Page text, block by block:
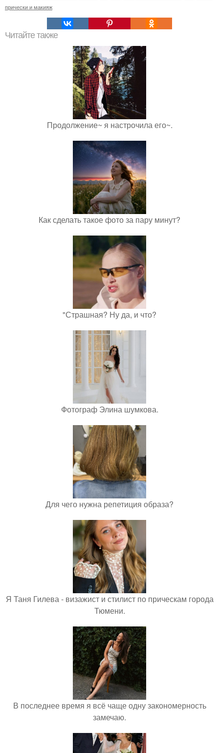
прически и макияж
Читайте также
Продолжение~ я настрочила его~.
Как сделать такое фото за пару минут?
"Страшная? Ну да, и что?
Фотограф Элина шумкова.
Для чего нужна репетиция образа?
Я Таня Гилева - визажист и стилист по прическам города
Тюмени.
В последнее время я всё чаще одну закономерность
замечаю.